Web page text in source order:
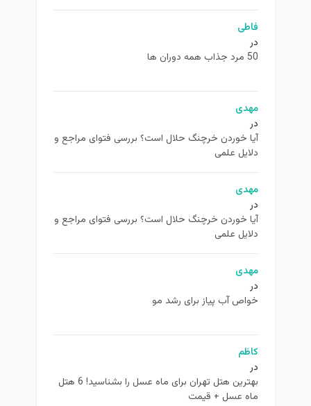
فاطی
در
50 مرد جذاب همه دوران ها
مهدی
در
آیا خوردن خرچنگ حلال است؟ بررسی فتوای مراجع و
دلایل علمی
مهدی
در
آیا خوردن خرچنگ حلال است؟ بررسی فتوای مراجع و
دلایل علمی
مهدی
در
خواص آب پیاز برای رشد مو
کاظم
در
بهترین هتل تهران برای ماه عسل را بشناسید! 6 هتل
ماه عسل + قیمت